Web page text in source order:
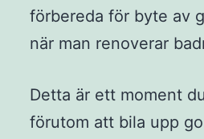
förbereda för byte av
när man renoverar
Detta är ett moment
förutom att bila upp